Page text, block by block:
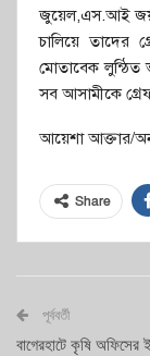
জুয়েল,এস.আই
চালিয়ে তাদের
মোতাবেক লুন্ঠিত
সব আসামীকে
আয়েশা আক্তার/
Share
পূর্ববর্তী
বাগেরহাটে কৃষি অফিসের